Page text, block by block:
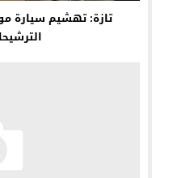
تازة: تهشيم سيارة